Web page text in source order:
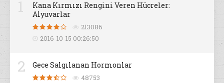
Kana Kırmızı Rengini Veren Hücreler:
Alyuvarlar
213086
2016-10-15 00:26:50
2 Gece Salgılanan Hormonlar
48753